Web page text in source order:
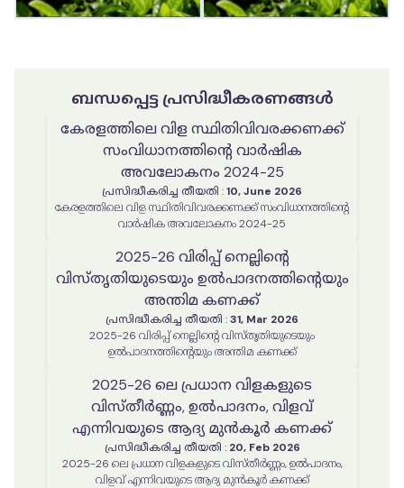
ബന്ധപ്പെട്ട പ്രസിദ്ധീകരണങ്ങൾ
കേരളത്തിലെ വിള സ്ഥിതിവിവരക്കണക്ക്
സംവിധാനത്തിൻ്റെ വാർഷിക
അവലോകനം 2024-25
പ്രസിദ്ധീകരിച്ച തീയതി :10, June 2026
കേരളത്തിലെ വിള സ്ഥിതിവിവരക്കണക്ക് സംവിധാനത്തിൻ്റെ
വാർഷിക അവലോകനം 2024-25
2025-26 വിരിപ്പ് നെല്ലിന്റെ
വിസ്തൃതിയുടെയും ഉൽപാദനത്തിന്റെയും
അന്തിമ കണക്ക്
പ്രസിദ്ധീകരിച്ച തീയതി :31, Mar 2026
2025-26 വിരിപ്പ് നെല്ലിന്റെ വിസ്തൃതിയുടെയും
ഉൽപാദനത്തിന്റെയും അന്തിമ കണക്ക്
2025-26 ലെ പ്രധാന വിളകളുടെ
വിസ്തീർണ്ണം, ഉൽപാദനം, വിളവ്
എന്നിവയുടെ ആദ്യ മുൻകൂർ കണക്ക്
പ്രസിദ്ധീകരിച്ച തീയതി : 20, Feb 2026
2025-26 ലെ പ്രധാന വിളകളുടെ വിസ്തീർണ്ണം, ഉൽപാദനം,
വിളവ് എന്നിവയുടെ ആദ്യ മുൻകൂർ കണക്ക്